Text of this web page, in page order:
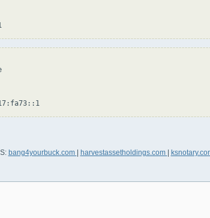
ip: 142.132.181.81
ipv6: 2a01:4f8:1c17:fa73::1
bang4yourbuck.com harvestassetholdings.com